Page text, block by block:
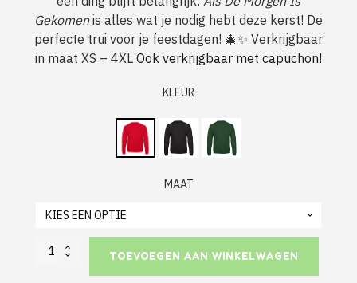
was:
€ 34,95.
is:
€ 27,50.
Gekomenis alles wat je nodig hebt deze kerst! De
perfecte trui voor je feestdagen! 🎄✨ Verkrijgbaar
in maat XS – 4XL Ook verkrijgbaar met capuchon!
KLEUR
MAAT
Volendamse
TOEVOEGEN AAN WINKELWAGEN